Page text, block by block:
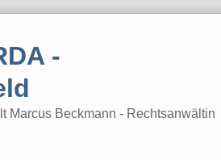
-
Marcus Beckmann - Rechtsanwältin